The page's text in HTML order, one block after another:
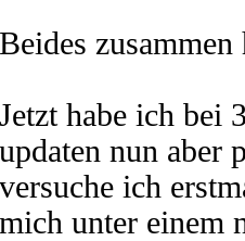
Beides
Jetzt habe ich bei
updaten nun aber
versuche ich
mich unter einem